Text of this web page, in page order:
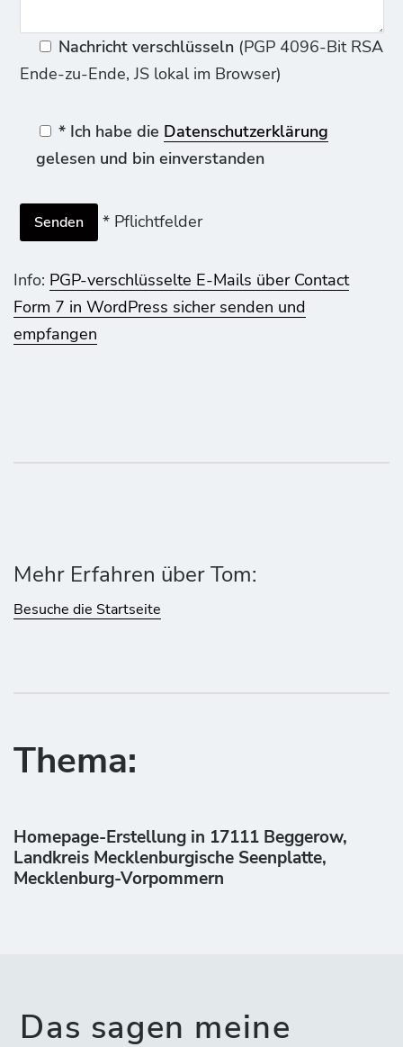
Nachricht verschlüsseln(PGP 4096-Bit RSA
Ende-zu-Ende, JS lokal im Browser)
* Ich habe die Datenschutzerklärung
gelesen und bin einverstanden
* Pflichtfelder
Info: PGP-verschlüsselte E-Mails über Contact
Form 7 in WordPress sicher senden und
empfangen
Mehr Erfahren über Tom:
Besuche die Startseite
Thema:
Homepage-Erstellung in 17111 Beggerow,
Landkreis Mecklenburgische Seenplatte,
Mecklenburg-Vorpommern
Das sagen meine